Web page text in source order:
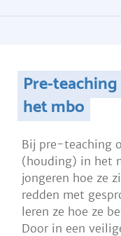
Pre-
het mbo
Bij pre-teaching
(houding) in het
jongeren hoe ze
redden met
leren ze hoe ze
Door in een